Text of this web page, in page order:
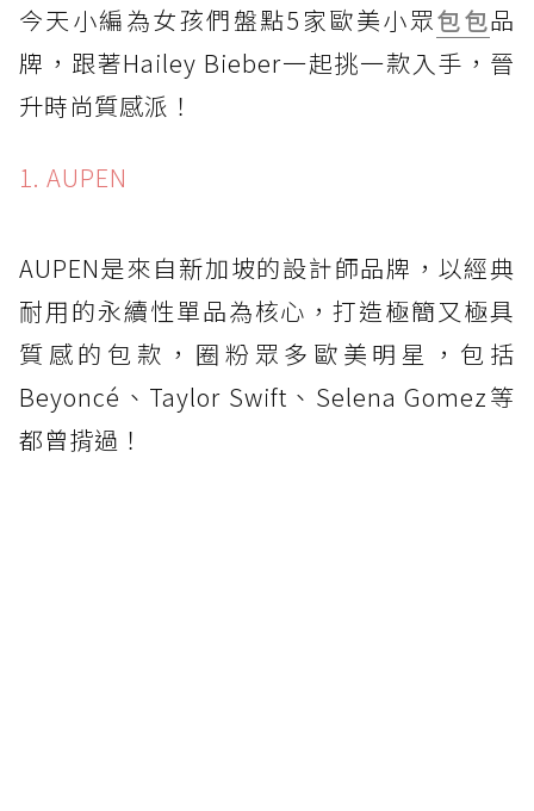
今天小編為女孩們盤點5家歐美小眾包包品
牌，跟著Hailey Bieber一起挑一款入手，晉
升時尚質感派！
1. AUPEN
AUPEN是來自新加坡的設計師品牌，以經典
耐用的永續性單品為核心，打造極簡又極具
質感的包款，圈粉眾多歐美明星，包括
Beyoncé、Taylor Swift、Selena Gomez等
都曾揹過！